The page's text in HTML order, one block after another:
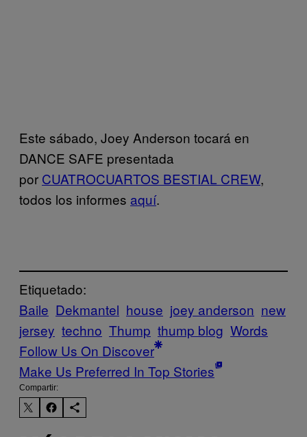
Este sábado, Joey Anderson tocará en
DANCE SAFE presentada
por CUATROCUARTOS BESTIAL CREW,
todos los informes aquí.
Etiquetado:
Baile Dekmantel house joey anderson new
jersey techno Thump thump blog Words
Follow Us On Discover
Make Us Preferred In Top Stories
Compartir: